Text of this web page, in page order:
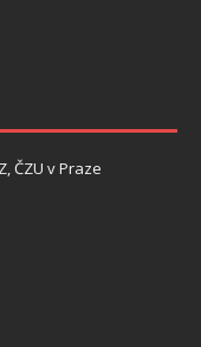
ČZU v Praze